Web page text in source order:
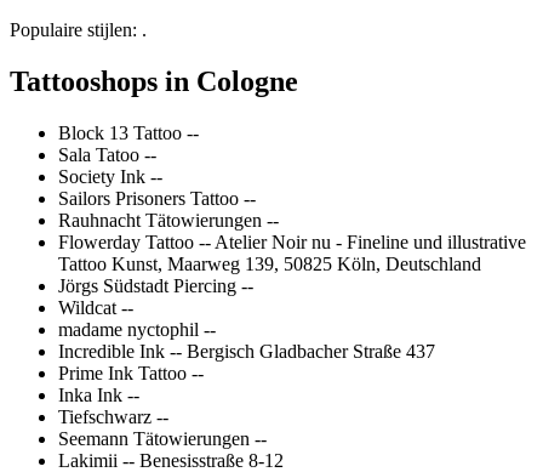
Populaire stijlen: .
Tattooshops in Cologne
Block 13 Tattoo --
Sala Tatoo --
Society Ink --
Sailors Prisoners Tattoo --
Rauhnacht Tätowierungen --
Flowerday Tattoo -- Atelier Noir nu - Fineline und illustrative
Tattoo Kunst, Maarweg 139, 50825 Köln, Deutschland
Jörgs Südstadt Piercing --
Wildcat --
madame nyctophil --
Incredible Ink -- Bergisch Gladbacher Straße 437
Prime Ink Tattoo --
Inka Ink --
Tiefschwarz --
Seemann Tätowierungen --
Lakimii -- Benesisstraße 8-12